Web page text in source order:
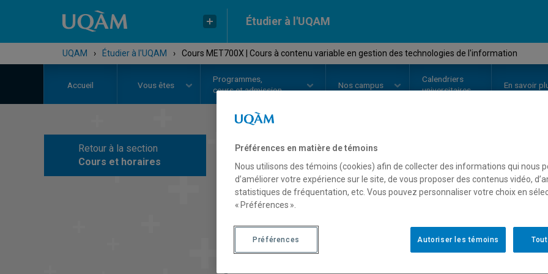
Étudier à l'UQAM
UQAM › Étudier à l'UQAM › Cours MET700X | Cours à contenu variable en gestion des technologies de l'information
Accueil Vous êtes
Programmes,
cours et admission
Nos campus
Calendriers
universitaires
En savoir
Retour à la section
Cours et horaires
COURS// MET700X-Cours à
des technologies de
Description Horaire - Été 2026
Préférences en matière de témoins
Nous utilisons des témoins (cookies) afin de collecter des informations qui nous
d’améliorer votre expérience sur le site, de vous proposer des contenus vidéo,
statistiques de fréquentation, etc. Vous pouvez personnaliser votre choix en
« Préférences ».
Autoriser les témoins
Préférences